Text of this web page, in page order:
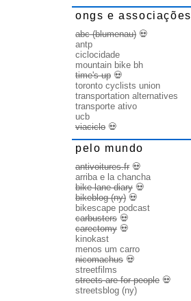
ongs e associações
abc (blumenau) 💀
antp
ciclocidade
mountain bike bh
time's up 💀
toronto cyclists union
transportation alternatives
transporte ativo
ucb
viaciclo 💀
pelo mundo
antivoitures.fr 💀
arriba e la chancha
bike lane diary 💀
bikeblog (ny) 💀
bikescape podcast
carbusters 💀
carectomy 💀
kinokast
menos um carro
nicomachus 💀
streetfilms
streets are for people 💀
streetsblog (ny)